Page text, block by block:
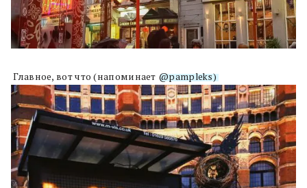
Главное, вот что (напоминает @pampleks).